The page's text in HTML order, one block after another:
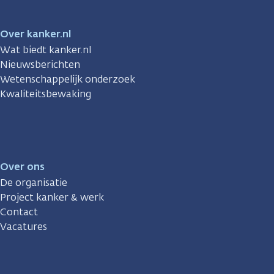
Over kanker.nl
Wat biedt kanker.nl
Nieuwsberichten
Wetenschappelijk onderzoek
Kwaliteitsbewaking
Over ons
De organisatie
Project kanker & werk
Contact
Vacatures